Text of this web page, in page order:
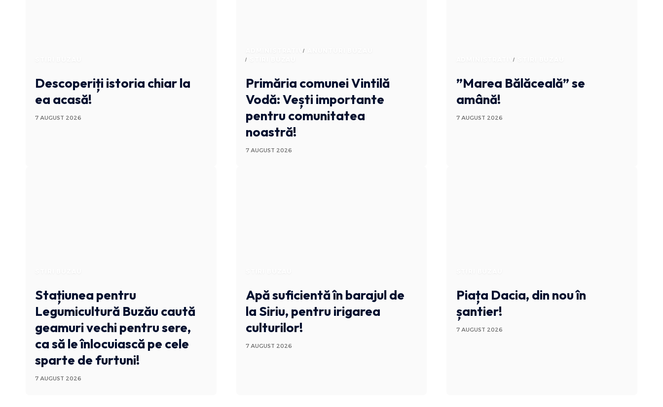
Descoperiți istoria chiar la
ea acasă!
7 AUGUST 2026
ADMINISTRATIV
Primăria comunei Vintilă
Vodă: Vești importante
pentru comunitatea
noastră!
7 AUGUST 2026
ADMINISTRATIV
”Marea Bălăceală” se
amână!
7 AUGUST 2026
Stațiunea pentru
Legumicultură Buzău caută
geamuri vechi pentru sere,
ca să le înlocuiască pe cele
sparte de furtuni!
7 AUGUST 2026
Apă suficientă în barajul de
la Siriu, pentru irigarea
culturilor!
7 AUGUST 2026
Piața Dacia, din nou în
șantier!
7 AUGUST 2026